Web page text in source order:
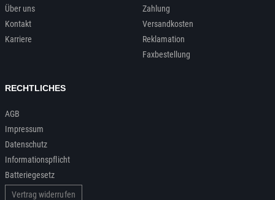
Über uns
Kontakt
Karriere
Zahlung
Versandkosten
Reklamation
Faxbestellung
RECHTLICHES
AGB
Impressum
Datenschutz
Informationspflicht
Batteriegesetz
Vertrag widerrufen